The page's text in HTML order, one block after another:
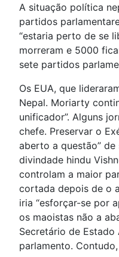
A situação política
partidos
“estaria perto de se
morreram e 5000
sete partidos
Os EUA, que
Nepal. Moriarty
unificador”. Alguns
chefe. Preservar o
aberto a questão”
divindade hindu
controlam a maior
cortada depois de o
iria “esforçar-se por
os maoistas não a
Secretário de
parlamento.